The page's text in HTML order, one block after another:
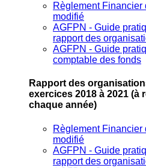
Règlement Financier
modifié
AGFPN ‐ Guide
rapport des
AGFPN ‐ Guide
comptable des fonds
Rapport des
exercices 2018 à 2021 (à
chaque année)
Règlement Financier
modifié
AGFPN ‐ Guide
rapport des